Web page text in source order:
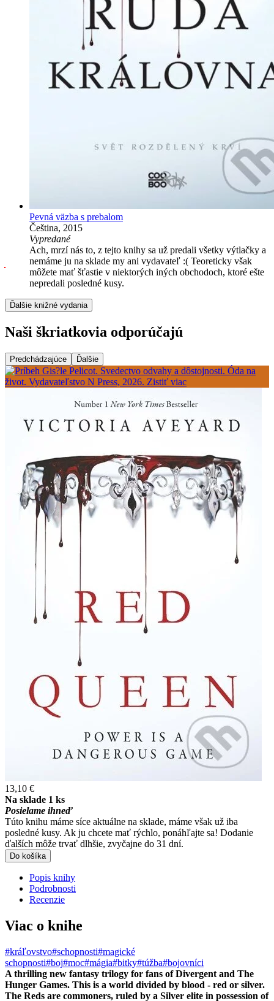
Pevná väzba s prebalom
Čeština, 2015
Vypredané
Ach, mrzí nás to, z tejto knihy sa už predali všetky výtlačky a
nemáme ju na sklade my ani vydavateľ :( Teoreticky však
môžete mať šťastie v niektorých iných obchodoch, ktoré ešte
nepredali posledné kusy.
Ďalšie knižné vydania
Naši škriatkovia odporúčajú
Predchádzajúce Ďalšie
13,10 €
Na sklade 1 ks
Posielame ihneď
Túto knihu máme síce aktuálne na sklade, máme však už iba
posledné kusy. Ak ju chcete mať rýchlo, ponáhľajte sa! Dodanie
ďalších môže trvať dlhšie, zvyčajne do 31 dní.
Do košíka
Popis knihy
Podrobnosti
Recenzie
Viac o knihe
#kráľovstvo#schopnosti#magické
schopnosti#boj#moc#mágia#bitky#túžba#bojovníci
A thrilling new fantasy trilogy for fans of Divergent and The
Hunger Games. This is a world divided by blood - red or silver.
The Reds are commoners, ruled by a Silver elite in possession of